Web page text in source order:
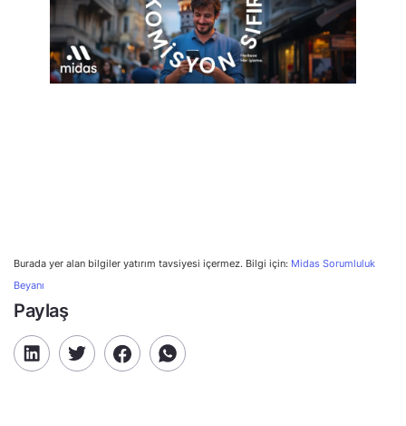
Burada yer alan bilgiler yatırım tavsiyesi içermez. Bilgi için: Midas Sorumluluk
Beyanı
Paylaş